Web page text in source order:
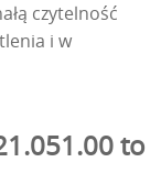
czytelność
i w
to